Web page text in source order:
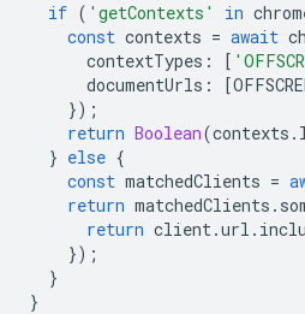
if ( 'getContexts' in
const contexts = await
contextTypes : [
documentUrls : [
});
return Boolean(contexts .
} else {
const matchedClients =
return matchedClients .
return client.url .
});
}
}